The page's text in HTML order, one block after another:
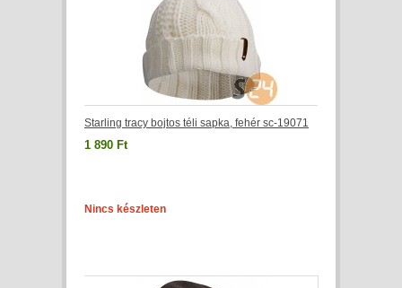
Starling tracy bojtos téli sapka, fehér sc-19071
1 890 Ft
Nincs készleten